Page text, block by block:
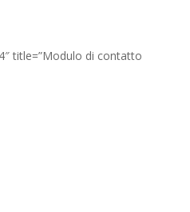
title=”Modulo di contatto